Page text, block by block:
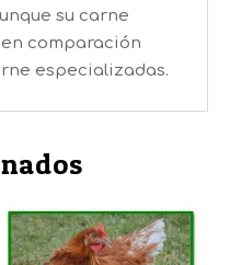
su carne
comparación
especializadas.